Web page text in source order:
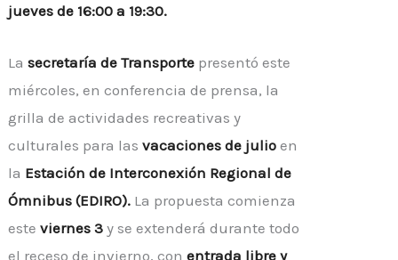
jueves de 16:00 a 19:30.
Lasecretaría de Transporte presentó este
miércoles, en conferencia de prensa, la
grilla de actividades recreativas y
culturales para lasvacaciones de julio en
la Estación de Interconexión Regional de
Ómnibus (EDIRO). La propuesta comienza
este viernes 3 y se extenderá durante todo
el receso de invierno, conentrada libre y